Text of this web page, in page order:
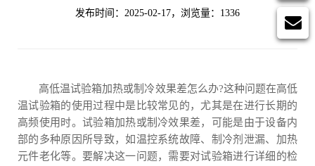
发布时间：2025-02-17，浏览量：1336
高低温试验箱加热或制冷效果差怎么办?这种问题在高低
温试验箱的使用过程中是比较常见的，尤其是在进行长期的
高频使用时。试验箱加热或制冷效果差，可能是由于设备内
部的多种原因所导致，如温控系统故障、制冷剂泄漏、加热
元件老化等。要解决这一问题，需要对试验箱进行详细的检